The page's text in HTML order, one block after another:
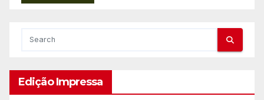
Edição Impressa